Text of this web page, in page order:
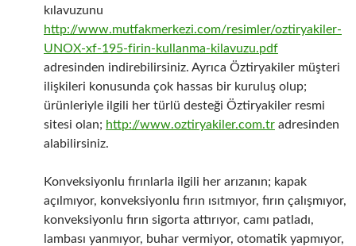
kılavuzunu
http://www.mutfakmerkezi.com/resimler/oztiryakiler-
UNOX-xf-195-firin-kullanma-kilavuzu.pdf
adresinden indirebilirsiniz. Ayrıca Öztiryakiler müşteri
ilişkileri konusunda çok hassas bir kuruluş olup;
ürünleriyle ilgili her türlü desteği Öztiryakiler resmi
sitesi olan; http://www.oztiryakiler.com.tr adresinden
alabilirsiniz.
Konveksiyonlu fırınlarla ilgili her arızanın; kapak
açılmıyor, konveksiyonlu fırın ısıtmıyor, fırın çalışmıyor,
konveksiyonlu fırın sigorta attırıyor, camı patladı,
lambası yanmıyor, buhar vermiyor, otomatik yapmıyor,